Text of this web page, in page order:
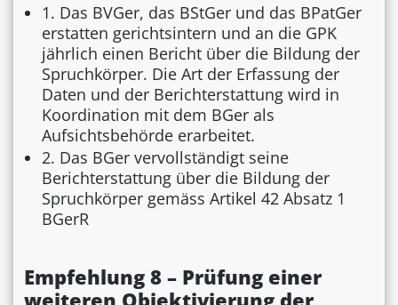
1. Das BVGer, das BStGer und das BPatGer
erstatten gerichtsintern und an die GPK
jährlich einen Bericht über die Bildung der
Spruchkörper. Die Art der Erfassung der
Daten und der Berichterstattung wird in
Koordination mit dem BGer als
Aufsichtsbehörde erarbeitet.
2. Das BGer vervollständigt seine
Berichterstattung über die Bildung der
Spruchkörper gemäss Artikel 42 Absatz 1
BGerR
Empfehlung 8 – Prüfung einer
weiteren Objektivierung der